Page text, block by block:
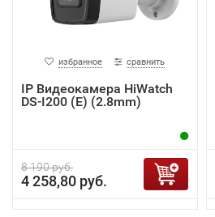
избранное сравнить
IP Видеокамера HiWatch
DS-I200 (E) (2.8mm)
8 190 руб.
4 258,80 руб.